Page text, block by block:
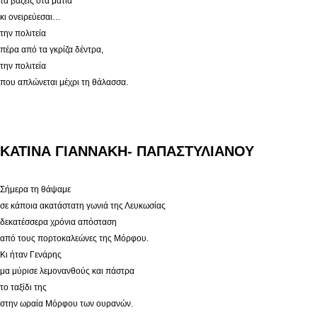
κι ονειρεύεσαι…
την πολιτεία
πέρα από τα γκρίζα δέντρα,
την πολιτεία
που απλώνεται μέχρι τη θάλασσα.
ΚΑΤΙΝΑ ΓΙΑΝΝΑΚΗ- ΠΑΠΑΣΤΥΛΙΑΝΟΥ
Σήμερα τη θάψαμε
σε κάποια ακατάστατη γωνιά της Λευκωσίας
δεκατέσσερα χρόνια απόσταση
από τους πορτοκαλεώνες της Μόρφου.
Κι ήταν Γενάρης
μα μύρισε λεμονανθούς και πάστρα
το ταξίδι της
στην ωραία Μόρφου των ουρανών.